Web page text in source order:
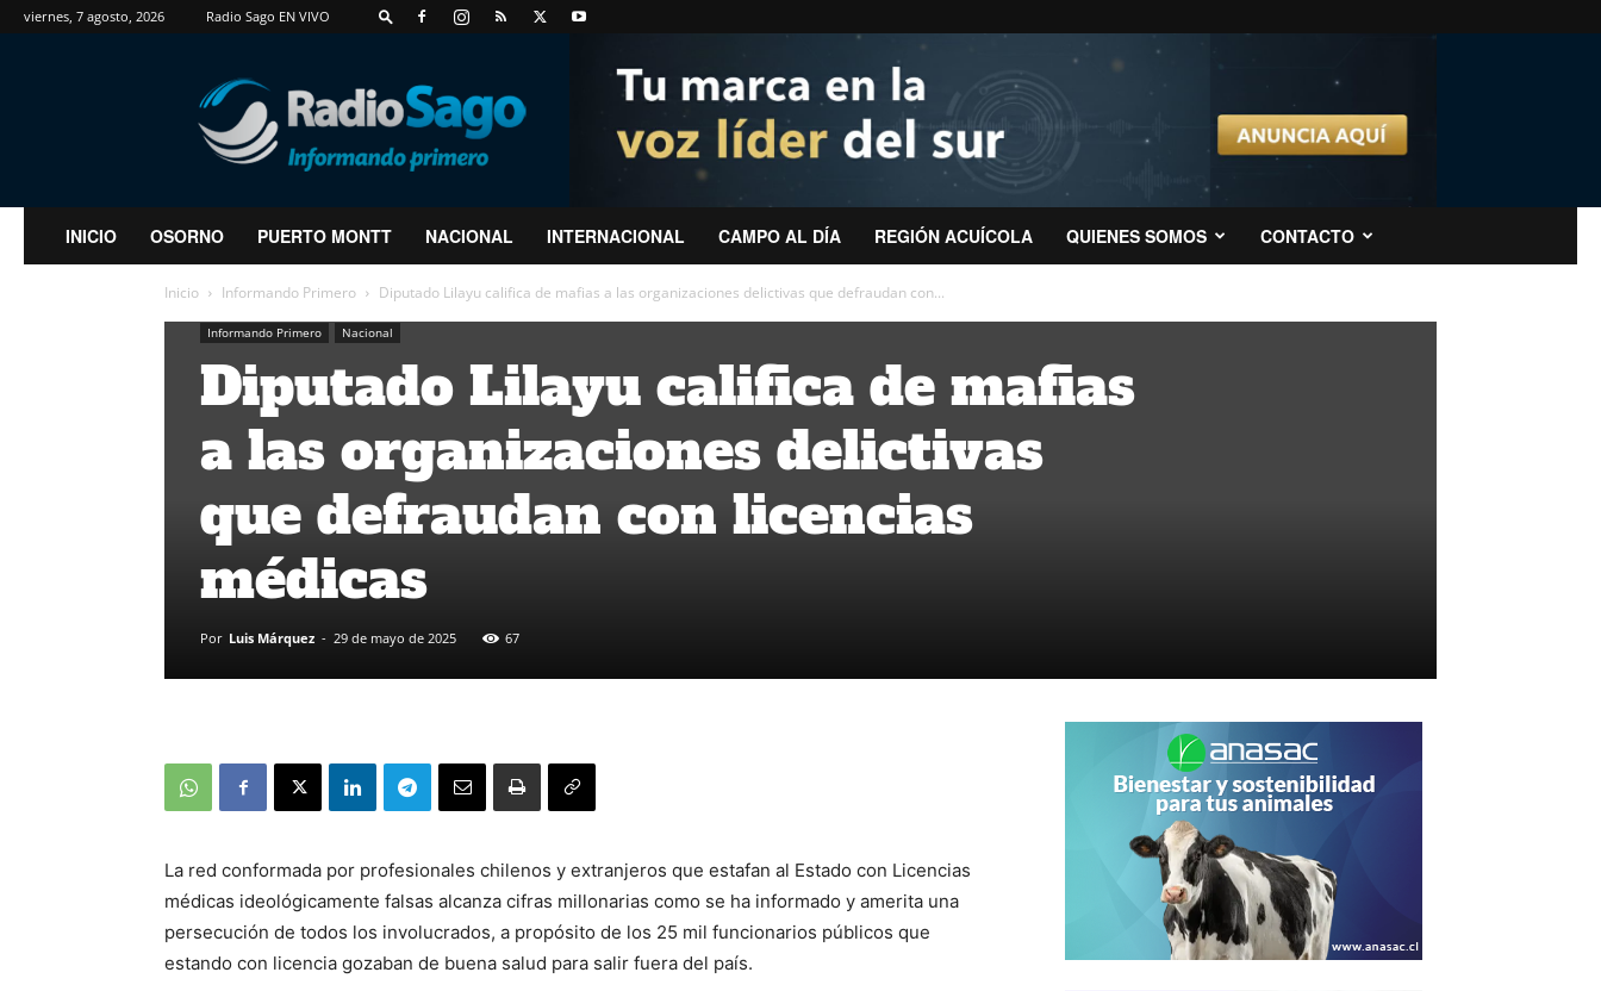
viernes, 7 agosto, 2026 Radio Sago EN VIVO
RadioSago
INICIO OSORNO PUERTO MONTT NACIONAL INTERNACIONAL CAMPO AL DÍA REGIÓN ACUÍCOLA QUIENES SOMOS CONTACTO
Inicio Informando Primero Diputado Lilayu califica de mafias a las organizaciones delictivas que defraudan con...
Informando Primero Nacional
Diputado Lilayu califica de mafias
a las organizaciones delictivas
que defraudan con licencias
médicas
Por Luis Márquez - 29 de mayo de 2025 67
La red conformada por profesionales chilenos y extranjeros que estafan al Estado con Licencias
médicas ideológicamente falsas alcanza cifras millonarias como se ha informado y amerita una
persecución de todos los involucrados, a propósito de los 25 mil funcionarios públicos que
estando con licencia gozaban de buena salud para salir fuera del país.